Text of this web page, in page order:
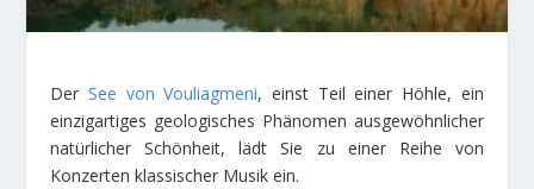
DerSee von Vouliagmeni, einst Teil einer Höhle, ein
einzigartiges geologisches Phänomen ausgewöhnlicher
natürlicher Schönheit, lädt Sie zu einer Reihe von
Konzerten klassischer Musik ein.